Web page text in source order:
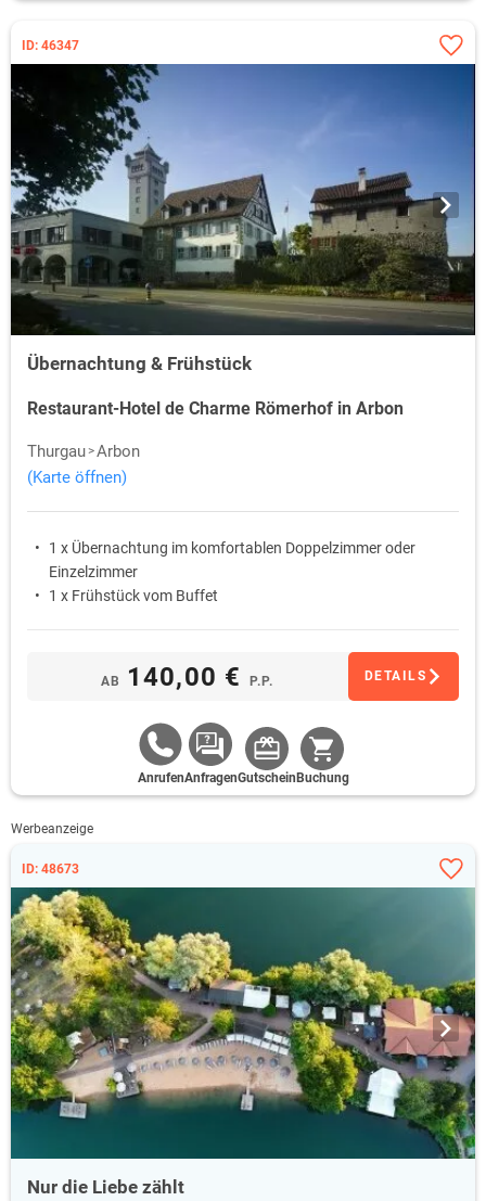
ID: 46347
Übernachtung & Frühstück
Restaurant-Hotel de Charme Römerhof in Arbon
Thurgau Arbon
(Karte öffnen)
1 x Übernachtung im komfortablen Doppelzimmer oder
Einzelzimmer
1 x Frühstück vom Buffet
AB 140,00 € P.P. DETAILS
AnrufenAnfragenGutschein Buchung
Werbeanzeige
ID: 48673
Nur die Liebe zählt